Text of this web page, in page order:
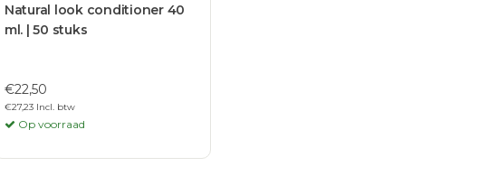
Natural look conditioner 40
ml. | 50 stuks
€22,50
€27,23 Incl. btw
Op voorraad